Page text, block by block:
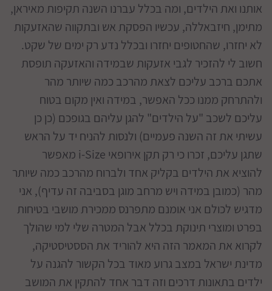
אותנו ואת הילדים, ומה בכלל עברנו השנה תקיפות מאיראן,
מתימן, חיזבאללה, עכשיו הפסקת אש ובתקווה שהאזעקות
לא יחזרו, שהחטופים יחזרו ובכלל נדע רק ימים של שקט.
חשוב לי להזכיר לגבי אזעקות שבמידה והאזעקה תופסת
אתכם ברכב עליכם לצאת מהרכב כמה שיותר מהר
ולהתרחק ממנו ככל האפשר, במידה ואין מקום בטוח
עליכם לשכב "על הילדים" להגן עליהם בגופכם (כן כן
עשיתי את זה השנה פעמיים) ולנסות להניח יד על הראש
שתגן עליכם, זכרו כי רק תקן אירופאי i-Size מאפשר
להוציא את הילדים בקליק אחד ולברוח מהרכב כמה שיותר
מהר (כמובן במידה ויש מרחב מוגן בסביבה זה עדיף), אני
מדגיש לכולם אני אומנם מתפרנס ממכירת מושבי בטיחות
בפרט ומוצרי תינוקת בכלל אבל המטרה שלי למי שהולך
לקרוא את המאמר הזה היא להוריד את הססטיסטיקה,
מדינת ישראל במצב גרוע מאוד בכל הקשור להגנה על
ילדים בתאונות דרכים וזה דבר אחד להתקין את המושב